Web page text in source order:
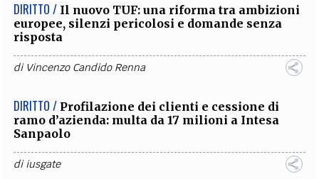
DIRITTO / Il nuovo TUF: una riforma tra ambizioni
europee, silenzi pericolosi e domande senza
risposta
di Vincenzo Candido Renna
DIRITTO / Profilazione dei clienti e cessione di
ramo d’azienda: multa da 17 milioni a Intesa
Sanpaolo
diiusgate